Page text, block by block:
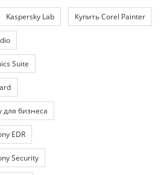
Kaspersky Lab Купить Corel Painter
Suite
для бизнеса
EDR
Security